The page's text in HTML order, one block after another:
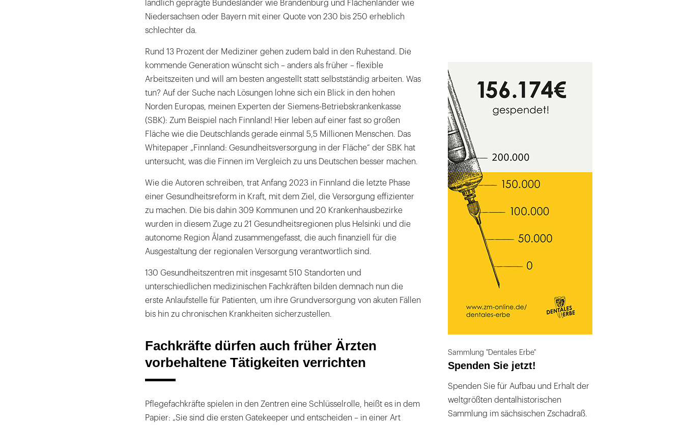
ländlich geprägte Bundesländer wie Brandenburg und Flächenländer wie
Niedersachsen oder Bayern mit einer Quote von 230 bis 250 erheblich
schlechter da.
Rund 13 Prozent der Mediziner gehen zudem bald in den Ruhestand. Die
kommende Generation wünscht sich – anders als früher – flexible
Arbeitszeiten und will am besten angestellt statt selbstständig arbeiten. Was
tun? Auf der Suche nach Lösungen lohne sich ein Blick in den hohen
Norden Europas, meinen Experten der Siemens-Betriebskrankenkasse
(SBK): Zum Beispiel nach Finnland! Hier leben auf einer fast so großen
Fläche wie die Deutschlands gerade einmal 5,5 Millionen Menschen. Das
Whitepaper „Finnland: Gesundheitsversorgung in der Fläche“ der SBK hat
untersucht, was die Finnen im Vergleich zu uns Deutschen besser machen.
Wie die Autoren schreiben, trat Anfang 2023 in Finnland die letzte Phase
einer Gesundheitsreform in Kraft, mit dem Ziel, die Versorgung effizienter
zu machen. Die bis dahin 309 Kommunen und 20 Krankenhausbezirke
wurden in diesem Zuge zu 21 Gesundheitsregionen plus Helsinki und die
autonome Region Åland zusammengefasst, die auch finanziell für die
Ausgestaltung der regionalen Versorgung verantwortlich sind.
130 Gesundheitszentren mit insgesamt 510 Standorten und
unterschiedlichen medizinischen Fachkräften bilden demnach nun die
erste Anlaufstelle für Patienten, um ihre Grundversorgung von akuten Fällen
bis hin zu chronischen Krankheiten sicherzustellen.
Fachkräfte dürfen auch früher Ärzten
vorbehaltene Tätigkeiten verrichten
Pflegefachkräfte spielen in den Zentren eine Schlüsselrolle, heißt es in dem
Papier: „Sie sind die ersten Gatekeeper und entscheiden – in einer Art
Sammlung "Dentales Erbe"
Spenden Sie jetzt!
Spenden Sie für Aufbau und Erhalt der
weltgrößten dentalhistorischen
Sammlung im sächsischen Zschadraß.